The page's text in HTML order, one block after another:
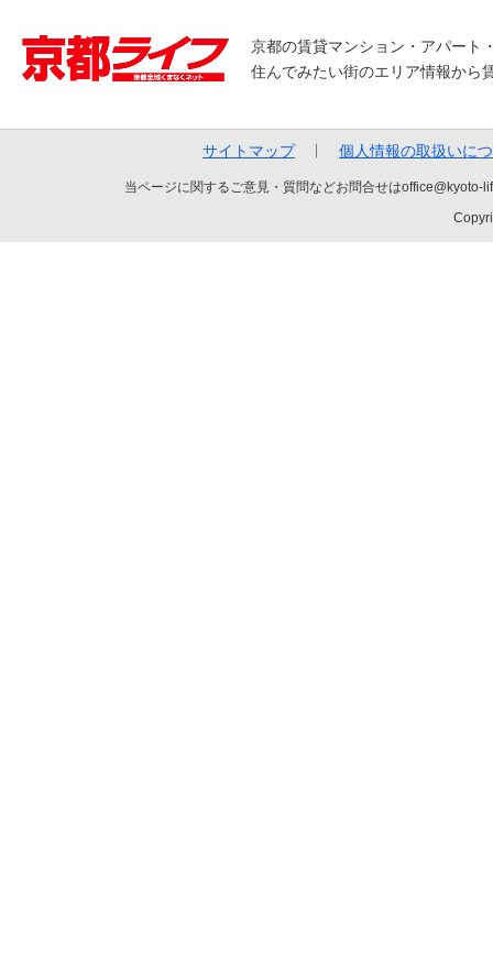
京都の賃貸マンション・アパート
住んでみたい街のエリア情報から
サイトマップ 個人情報の取扱いに
当ページに関するご意見・質問などお問合せは